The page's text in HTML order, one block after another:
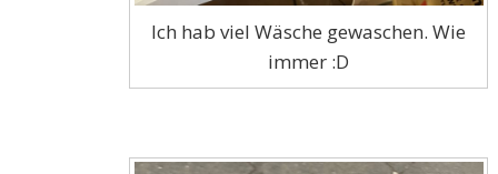
Ich hab viel Wäsche gewaschen. Wie
immer :D